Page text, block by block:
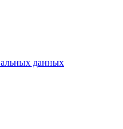
данных